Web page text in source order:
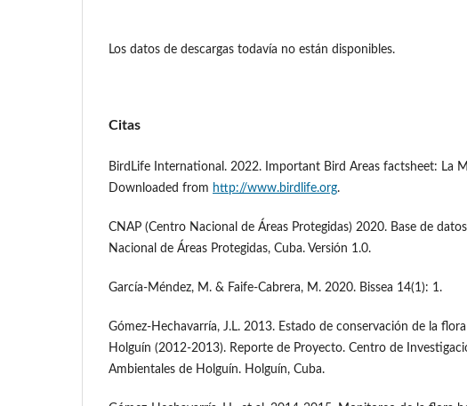
Los datos de descargas todavía no están disponibles.
Citas
BirdLife International. 2022. Important Bird Areas factsheet: La
Downloaded from http://www.birdlife.org.
CNAP (Centro Nacional de Áreas Protegidas) 2020. Base de
Nacional de Áreas Protegidas, Cuba. Versión 1.0.
García-Méndez, M. & Faife-Cabrera, M. 2020. Bissea 14(1): 1.
Gómez-Hechavarría, J.L. 2013. Estado de conservación de la
Holguín (2012-2013). Reporte de Proyecto. Centro de
Ambientales de Holguín. Holguín, Cuba.